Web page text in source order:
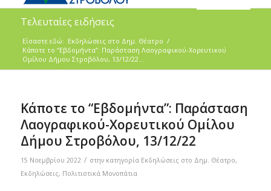
Τελευταίες ειδήσεις
Είσαστε εδώ: Eκδηλώσεις στο Δημ. Θέατρο /
Κάποτε το “Εβδομήντα”: Παράσταση Λαογραφικού-Χορευτικού
Ομίλου Δήμου Στροβόλου, 13/12/22...
Κάποτε το “Εβδομήντα”: Παράσταση
Λαογραφικού-Χορευτικού Ομίλου
Δήμου Στροβόλου, 13/12/22
15 Νοεμβρίου 2022 / στην κατηγορία Eκδηλώσεις στο Δημ. Θέατρο,
Εκδηλώσεις, Πολιτιστικά Μονοπάτια